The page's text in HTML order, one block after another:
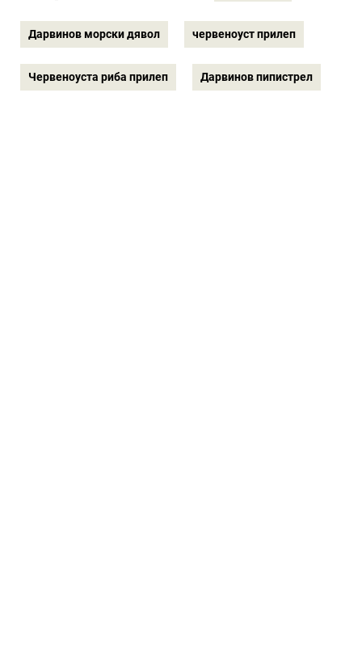
Дарвинов морски дявол червеноуст прилеп
Червеноуста риба прилеп Дарвинов пипистрел